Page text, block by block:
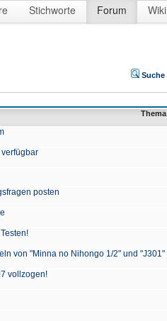
Stichworte Forum Wiki
Suche
Thema
posten
von "Minna no Nihongo 1/2" und "J301"
vollzogen!